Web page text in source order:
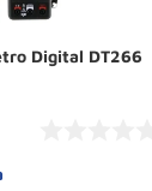
Digital DT266